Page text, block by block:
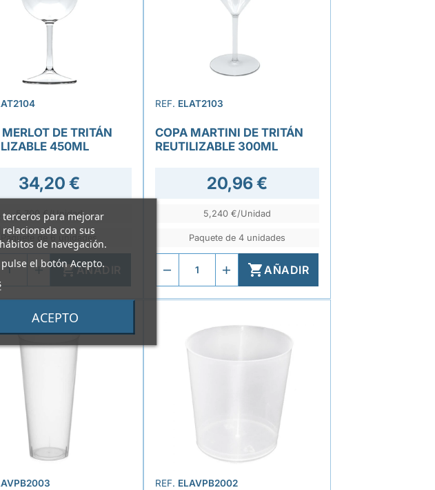
para mejorar
con sus
de navegación.
el botón Acepto.
ACEPTO
DE TRITÁN
450ML
34,20 €
5,700 €/Unidad
Paquete de 6 unidades
AÑADIR
REF. ELAT2103
COPA MARTINI DE TRITÁN
REUTILIZABLE 300ML
20,96 €
5,240 €/Unidad
Paquete de 4 unidades
AÑADIR
REF. ELAVPB2002